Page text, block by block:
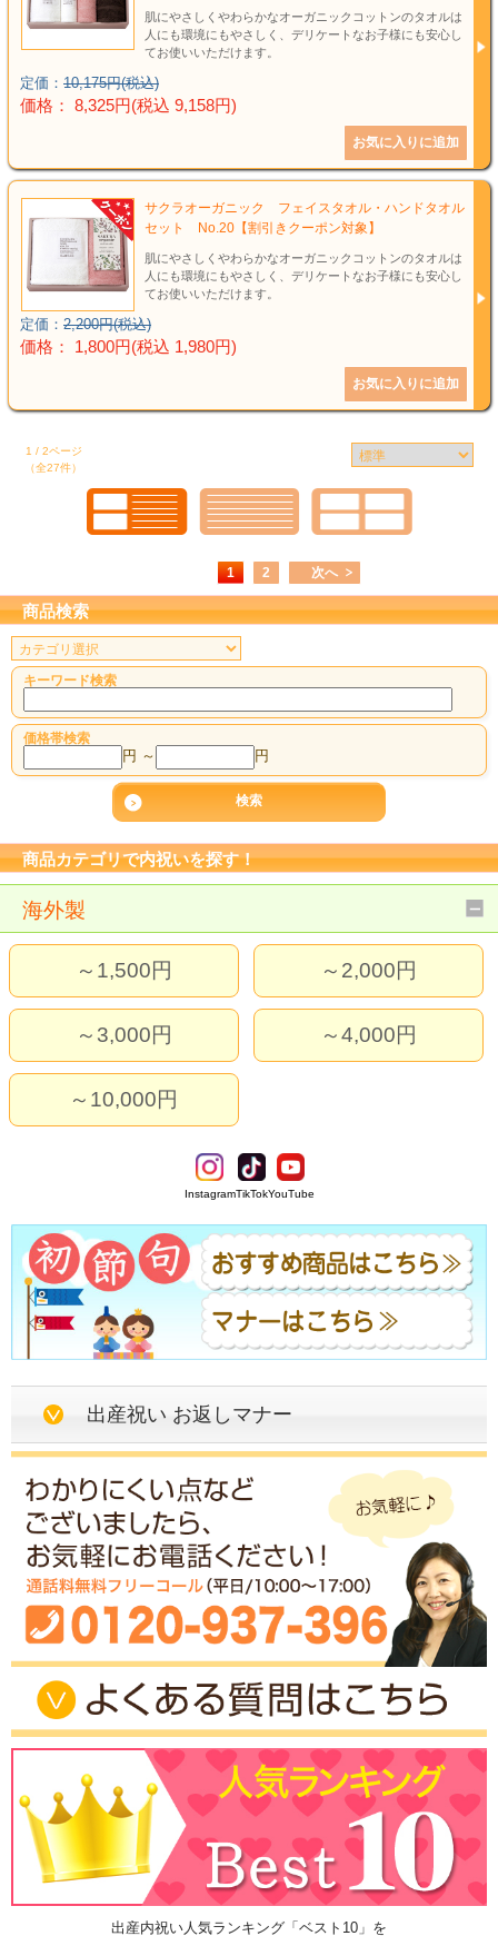
肌にやさしくやわらかなオーガニックコットンのタオルは
人にも環境にもやさしく、デリケートなお子様にも安心し
てお使いいただけます。
定価： 10,175円(税込)
価格： 8,325円(税込 9,158円)
サクラオーガニック フェイスタオル・ハンドタオル
セット No.20【割引きクーポン対象】
肌にやさしくやわらかなオーガニックコットンのタオルは
人にも環境にもやさしく、デリケートなお子様にも安心し
てお使いいただけます。
定価： 2,200円(税込)
価格： 1,800円(税込 1,980円)
1 / 2ページ
（全27件）
1 2 次へ
商品検索
キーワード検索
価格帯検索
円 ～ 円
商品カテゴリで内祝いを探す！
海外製
～1,500円
～3,000円
～10,000円
～2,000円
～4,000円
InstagramTikTokYouTube
出産祝い お返しマナー
出産内祝い人気ランキング「ベスト10」を